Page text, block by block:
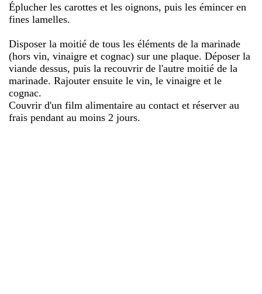
Éplucher les carottes et les oignons, puis les émincer en
fines lamelles.
Disposer la moitié de tous les éléments de la marinade
(hors vin, vinaigre et cognac) sur une plaque. Déposer la
viande dessus, puis la recouvrir de l'autre moitié de la
marinade. Rajouter ensuite le vin, le vinaigre et le
cognac.
Couvrir d'un film alimentaire au contact et réserver au
frais pendant au moins 2 jours.